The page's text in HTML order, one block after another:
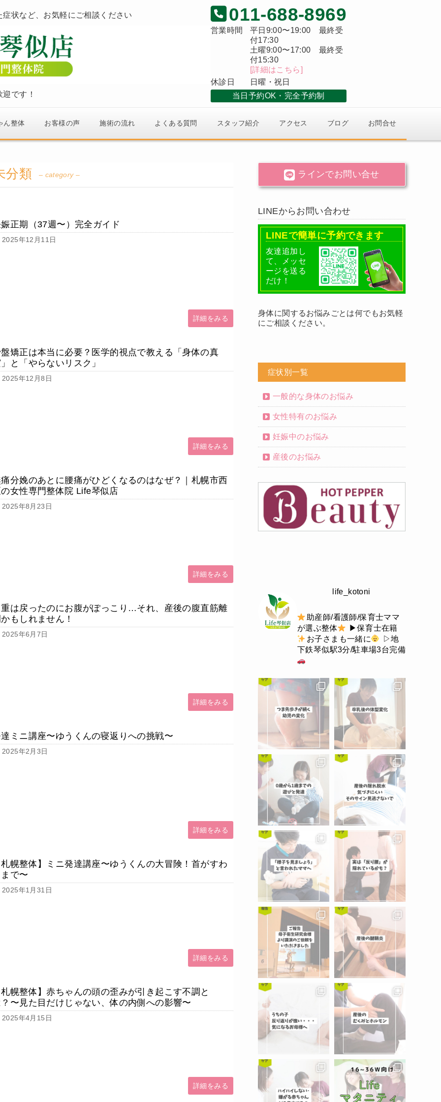
状など、お気軽にご相談ください
です！
011-688-8969
営業時間
平日9:00〜19:00 最終受
付17:30
土曜9:00〜17:00 最終受
付15:30
[詳細はこちら]
休診日
日曜・祝日
当日予約OK
完全予約制
ん整体 お客様の声 施術の流れ よくある質問 スタッフ紹介 アクセス ブログ お問合せ
分類 – category –
正期（37週〜）完全ガイド
2025年12月11日
詳細をみる
矯正は本当に必要？医学的視点で教える「身体の真
と「やらないリスク」
2025年12月8日
詳細をみる
分娩のあとに腰痛がひどくなるのはなぜ？｜札幌市西
女性専門整体院 Life琴似店
2025年8月23日
詳細をみる
は戻ったのにお腹がぽっこり…それ、産後の腹直筋離
もしれません！
2025年6月7日
詳細をみる
ミニ講座〜ゆうくんの寝返りへの挑戦〜
2025年2月3日
詳細をみる
幌整体】ミニ発達講座〜ゆうくんの大冒険！首がすわ
で〜
2025年1月31日
詳細をみる
幌整体】赤ちゃんの頭の歪みが引き起こす不調と
〜見た目だけじゃない、体の内側への影響〜
2025年4月15日
詳細をみる
ラインでお問い合せ
LINEからお問い合わせ
LINEで簡単に予約できます
友達追加し
て、メッセ
ージを送る
だけ！
身体に関するお悩みごとは何でもお気軽
にご相談ください。
症状別一覧
一般的な身体のお悩み
女性特有のお悩み
妊娠中のお悩み
産後のお悩み
life_kotoni
助産師/看護師/保育士ママ
が選ぶ整体
▶︎保育士在籍
お子さまも一緒に
▷地
下鉄琴似駅3分/駐車場3台完備